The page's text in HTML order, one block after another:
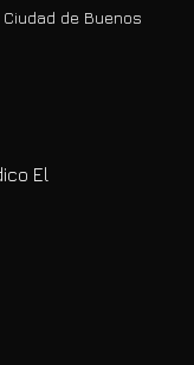
Ciudad de Buenos
El